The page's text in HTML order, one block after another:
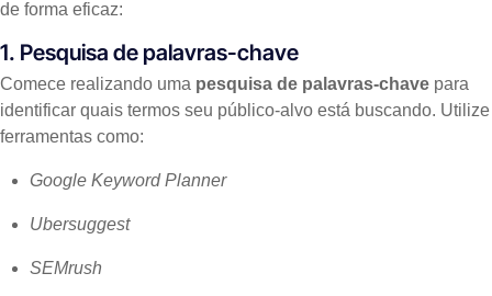
de forma eficaz:
1. Pesquisa de palavras-chave
Comece realizando uma pesquisa de palavras-chave para
identificar quais termos seu público-alvo está buscando. Utilize
ferramentas como:
Google Keyword Planner
Ubersuggest
SEMrush